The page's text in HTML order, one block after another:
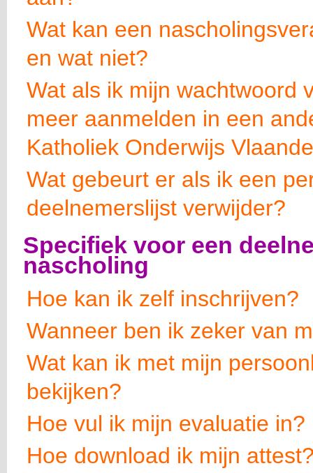
Wat kan een
en wat niet?
Wat als ik mijn wachtwoord
meer aanmelden in een
Katholiek Onderwijs
Wat gebeurt er als ik een
deelnemerslijst verwijder?
Specifiek voor een
nascholing
Hoe kan ik zelf inschrijven?
Wanneer ben ik zeker van
Wat kan ik met mijn
bekijken?
Hoe vul ik mijn evaluatie in?
Hoe download ik mijn